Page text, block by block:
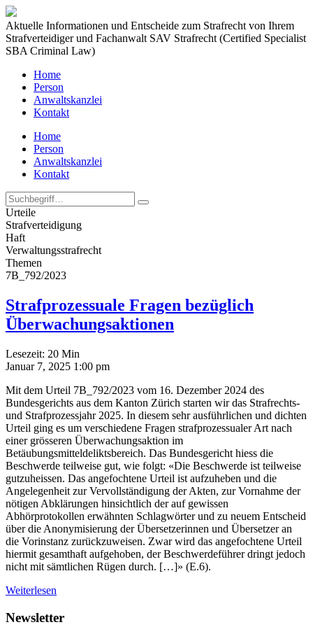
Aktuelle Informationen und Entscheide zum Strafrecht von Ihrem
Strafverteidiger und Fachanwalt SAV Strafrecht (Certified Specialist
SBA Criminal Law)
Home
Person
Anwaltskanzlei
Kontakt
Home
Person
Anwaltskanzlei
Kontakt
Urteile
Strafverteidigung
Haft
Verwaltungs­strafrecht
Themen
7B_792/2023
Strafprozessuale Fragen bezüglich
Überwachungsaktionen
Lesezeit: 20 Min
Januar 7, 2025 1:00 pm
Mit dem Urteil 7B_792/2023 vom 16. Dezember 2024 des
Bundesgerichts aus dem Kanton Zürich starten wir das Strafrechts-
und Strafprozessjahr 2025. In diesem sehr ausführlichen und dichten
Urteil ging es um verschiedene Fragen strafprozessualer Art nach
einer grösseren Überwachungsaktion im
Betäubungsmitteldeliktsbereich. Das Bundesgericht hiess die
Beschwerde teilweise gut, wie folgt: «Die Beschwerde ist teilweise
gutzuheissen. Das angefochtene Urteil ist aufzuheben und die
Angelegenheit zur Vervollständigung der Akten, zur Vornahme der
nötigen Abklärungen hinsichtlich der auf gewissen
Abhörprotokollen erwähnten Schlagwörter und zu neuem Entscheid
über die Anonymisierung der Übersetzerinnen und Übersetzer an
die Vorinstanz zurückzuweisen. Zwar wird das angefochtene Urteil
hiermit gesamthaft aufgehoben, der Beschwerdeführer dringt jedoch
nicht mit sämtlichen Rügen durch. […]» (E.6).
Weiterlesen
Newsletter